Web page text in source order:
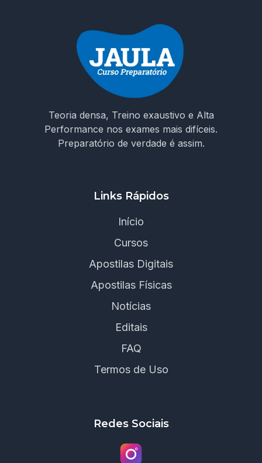
Teoria densa, Treino exaustivo e Alta
Performance nos exames mais difíceis.
Preparatório de verdade é assim.
Links Rápidos
Início
Cursos
Apostilas Digitais
Apostilas Físicas
Notícias
Editais
FAQ
Termos de Uso
Redes Sociais